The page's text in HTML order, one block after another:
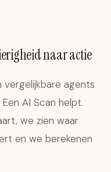
naar actie
agents
AI Scan helpt.
we zien waar
en we berekenen